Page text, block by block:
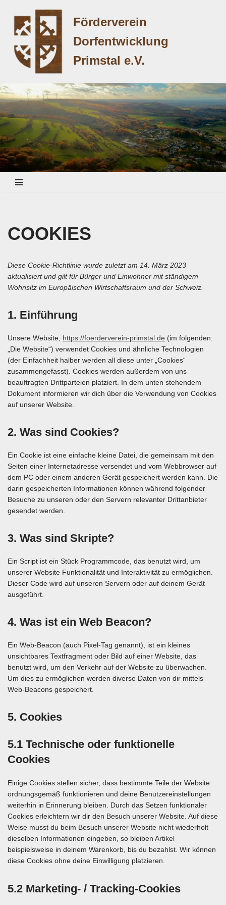
Zum
springen
Förderverein
Dorfentwicklung
Primstal e.V.
COOKIES
Diese Cookie-Richtlinie wurde zuletzt am 14. März 2023
aktualisiert und gilt für Bürger und Einwohner mit ständigem
Wohnsitz im Europäischen Wirtschaftsraum und der Schweiz.
1. Einführung
Unsere Website, https://foerderverein-primstal.de (im folgenden:
„Die Website“) verwendet Cookies und ähnliche Technologien
(der Einfachheit halber werden all diese unter „Cookies“
zusammengefasst). Cookies werden außerdem von uns
beauftragten Drittparteien platziert. In dem unten stehendem
Dokument informieren wir dich über die Verwendung von Cookies
auf unserer Website.
2. Was sind Cookies?
Ein Cookie ist eine einfache kleine Datei, die gemeinsam mit den
Seiten einer Internetadresse versendet und vom Webbrowser auf
dem PC oder einem anderen Gerät gespeichert werden kann. Die
darin gespeicherten Informationen können während folgender
Besuche zu unseren oder den Servern relevanter Drittanbieter
gesendet werden.
3. Was sind Skripte?
Ein Script ist ein Stück Programmcode, das benutzt wird, um
unserer Website Funktionalität und Interaktivität zu ermöglichen.
Dieser Code wird auf unseren Servern oder auf deinem Gerät
ausgeführt.
4. Was ist ein Web Beacon?
Ein Web-Beacon (auch Pixel-Tag genannt), ist ein kleines
unsichtbares Textfragment oder Bild auf einer Website, das
benutzt wird, um den Verkehr auf der Website zu überwachen.
Um dies zu ermöglichen werden diverse Daten von dir mittels
Web-Beacons gespeichert.
5. Cookies
5.1 Technische oder funktionelle
Cookies
Einige Cookies stellen sicher, dass bestimmte Teile der Website
ordnungsgemäß funktionieren und deine Benutzereinstellungen
weiterhin in Erinnerung bleiben. Durch das Setzen funktionaler
Cookies erleichtern wir dir den Besuch unserer Website. Auf diese
Weise musst du beim Besuch unserer Website nicht wiederholt
dieselben Informationen eingeben, so bleiben Artikel
beispielsweise in deinem Warenkorb, bis du bezahlst. Wir können
diese Cookies ohne deine Einwilligung platzieren.
5.2 Marketing- / Tracking-Cookies